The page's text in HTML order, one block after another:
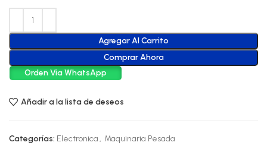
Agregar Al Carrito
Comprar Ahora
Orden Vía WhatsApp
Añadir a la lista de deseos
Categorías: Electronica , Maquinaria Pesada